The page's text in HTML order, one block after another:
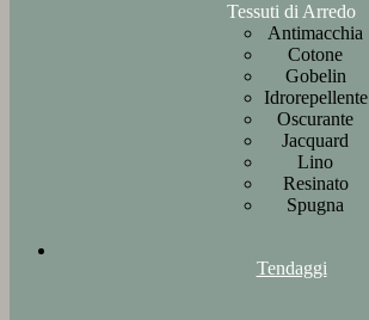
Tessuti di Arredo
Antimacchia
Cotone
Gobelin
Idrorepellente
Oscurante
Jacquard
Lino
Resinato
Spugna
Tendaggi